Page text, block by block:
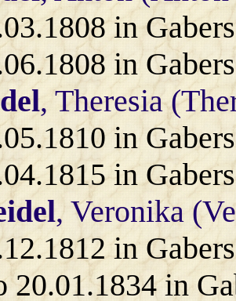
in
in
, Theresia
in
in
, Veronika
in
20.01.1834 in